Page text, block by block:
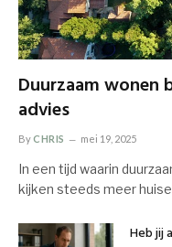
Duurzaam
advies
ByCHRIS mei 19, 2025
In een tijd waarin
kijken steeds meer
Heb jij